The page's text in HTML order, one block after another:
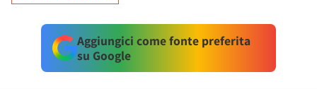
Aggiungici come fonte preferita
su Google